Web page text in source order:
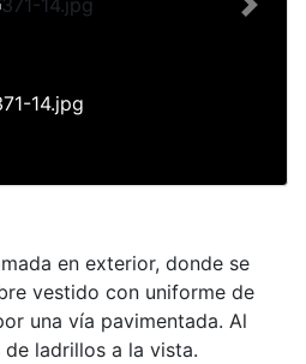
14.jpg
Next
en exterior, donde se
vestido con uniforme de
una vía pavimentada. Al
ladrillos a la vista.